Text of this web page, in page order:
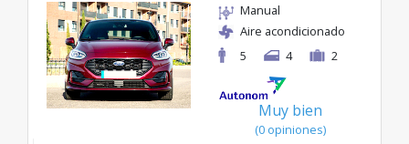
Manual
Aire acondicionado
5
4 2
Muy bien
(0 opiniones)